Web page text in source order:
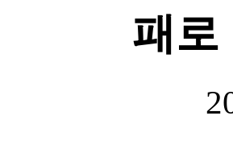
패로